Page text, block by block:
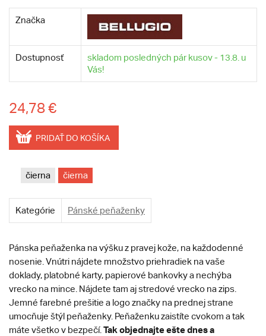
Značka
Dostupnosť
skladom posledných pár kusov - 13.8. u
Vás!
24,78 €
PRIDAŤ DO KOŠÍKA
čierna čierna
Kategórie Pánské peňaženky
Pánska peňaženka na výšku z pravej kože, na každodenné
nosenie. Vnútri nájdete množstvo priehradiek na vaše
doklady, platobné karty, papierové bankovky a nechýba
vrecko na mince. Nájdete tam aj stredové vrecko na zips.
Jemné farebné prešitie a logo značky na prednej strane
umocňuje štýl peňaženky. Peňaženku zaistíte cvokom a tak
máte všetko v bezpečí. Tak objednajte ešte dnes a